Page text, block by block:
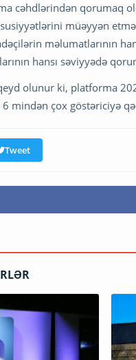
cəhdlərindən qorumaq
müəyyən
məlumatlarının
hansı səviyyədə
olunur ki, platforma
6 mindən çox göstəriciyə
Tweet